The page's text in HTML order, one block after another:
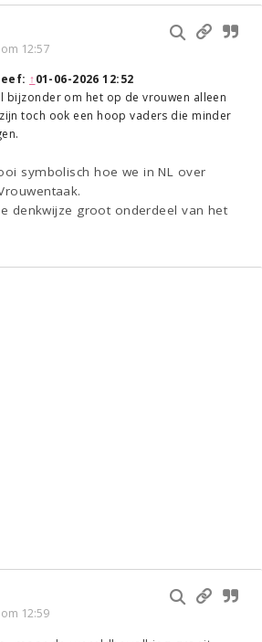
12:57
↑01-06-2026 12:52
bijzonder om het op de vrouwen alleen
toch ook een hoop vaders die minder
symbolisch hoe we in NL over
denkwijze groot onderdeel van het
12:59